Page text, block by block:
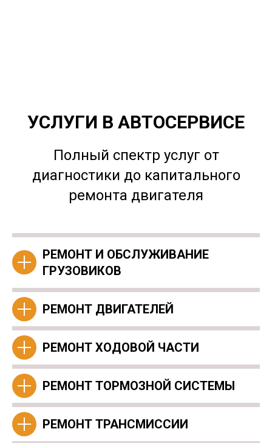
УСЛУГИ В АВТОСЕРВИСЕ
Полный спектр услуг от
диагностики до капитального
ремонта двигателя
РЕМОНТ И ОБСЛУЖИВАНИЕ
ГРУЗОВИКОВ
РЕМОНТ ДВИГАТЕЛЕЙ
РЕМОНТ ХОДОВОЙ ЧАСТИ
РЕМОНТ ТОРМОЗНОЙ СИСТЕМЫ
РЕМОНТ ТРАНСМИССИИ